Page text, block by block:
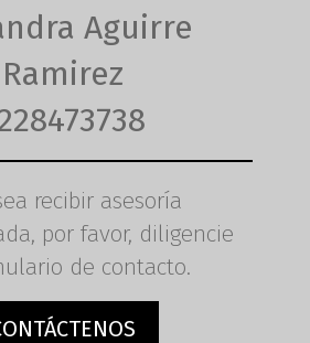
Aguirre
Ramirez
recibir asesoría
por favor, diligencie
de contacto.